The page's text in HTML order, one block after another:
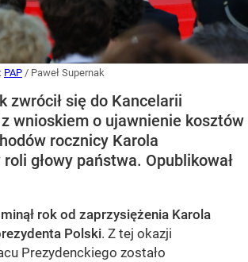
PAP / Paweł Supernak
zwrócił się do Kancelarii
wnioskiem o ujawnienie kosztów
rocznicy Karola
głowy państwa. Opublikował
rok od zaprzysiężenia Karola
Polski. Z tej okazji
Prezydenckiego zostało